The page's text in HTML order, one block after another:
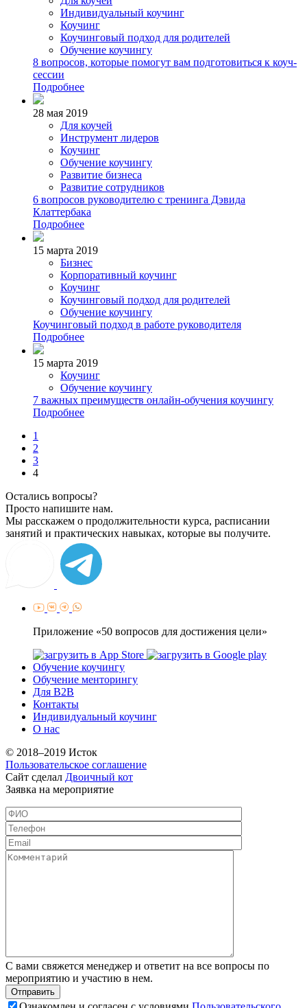
Индивидуальный коучинг
Коучинг
Коучинговый подход для родителей
Обучение коучингу
8 вопросов, которые помогут вам подготовиться к коуч-
сессии
Подробнее
28 мая 2019
Для коучей
Инструмент лидеров
Коучинг
Обучение коучингу
Развитие бизнеса
Развитие сотрудников
6 вопросов руководителю с тренинга Дэвида
Клаттербака
Подробнее
15 марта 2019
Бизнес
Корпоративный коучинг
Коучинг
Коучинговый подход для родителей
Обучение коучингу
Коучинговый подход в работе руководителя
Подробнее
15 марта 2019
Коучинг
Обучение коучингу
7 важных преимуществ онлайн-обучения коучингу
Подробнее
1
2
3
4
Остались вопросы?
Просто напишите нам.
Мы расскажем о продолжительности курса, расписании
занятий и практических навыках, которые вы получите.
Приложение «50 вопросов для достижения цели»
Обучение коучингу
Обучение менторингу
Для B2B
Контакты
Индивидуальный коучинг
О нас
© 2018–2019 Исток
Пользовательское соглашение
Сайт сделал Двоичный кот
Заявка на мероприятие
С вами свяжется менеджер и ответит на все вопросы по
мероприятию и участию в нем.